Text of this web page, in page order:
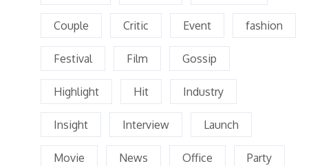
Couple Critic Event fashion
Festival Film Gossip
Highlight Hit Industry
Insight Interview Launch
Movie News Office Party